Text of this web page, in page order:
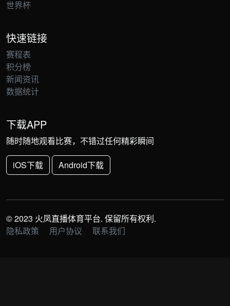
世界杯
快速链接
赛程表
积分榜
新闻资讯
数据统计
下载APP
随时随地观看比赛，不错过任何精彩瞬间
iOS下载 Android下载
© 2023 火凤直播体育平台. 保留所有权利.
隐私政策
用户协议 联系我们